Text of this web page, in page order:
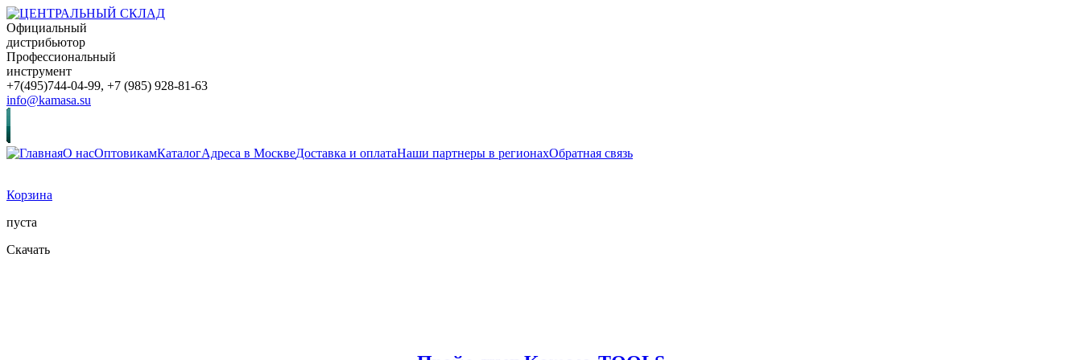
Официальный
дистрибьютор
Профессиональный
инструмент
+7(495)744-04-99, +7 (985) 928-81-63
info@kamasa.su
О насОптовикамКаталогАдреса в МосквеДоставка и оплатаНаши партнеры в регионахОбратная связь
Корзина
пуста
Скачать